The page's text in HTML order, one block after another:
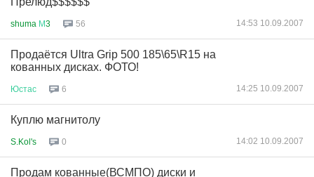
shuma М3 56 14:53 10.09.2007
Продаётся Ultra Grip 500 185\65\R15 на
кованных дисках. ФОТО!
Юстас 6 14:25 10.09.2007
Куплю магнитолу
S.Kol's 0 14:02 10.09.2007
Продам кованные(ВСМПО) диски и